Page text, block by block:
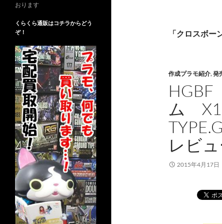
「クロスボ
作成プラモ紹介,発
ム
レビ
2015年4月17日
おります
くらくら通販はコチラからどう
ぞ！